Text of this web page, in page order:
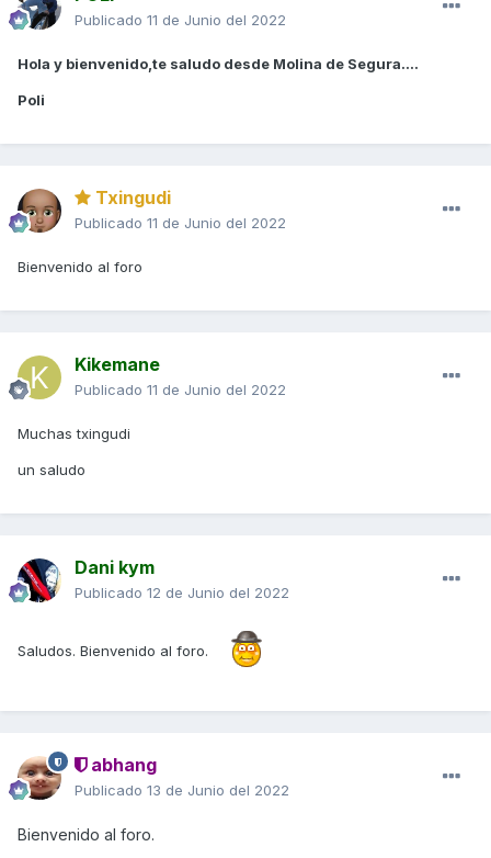
Publicado 11 de Junio del 2022
Hola y bienvenido,te saludo desde Molina de Segura....
Poli
Txingudi
Publicado 11 de Junio del 2022
Bienvenido al foro
Kikemane
Publicado 11 de Junio del 2022
Muchas txingudi
un saludo
Dani kym
Publicado 12 de Junio del 2022
Saludos. Bienvenido al foro.
abhang
Publicado 13 de Junio del 2022
Bienvenido al foro.